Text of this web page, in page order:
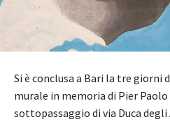
Si è conclusa a Bari la tre giorni
murale in memoria di Pier
sottopassaggio di via Duca